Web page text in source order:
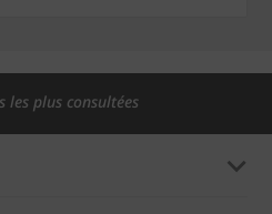
les plus consultées